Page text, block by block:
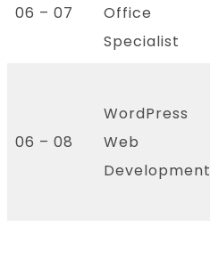
06 – 07
Office
Specialist
06 – 08
WordPress
Web
Development